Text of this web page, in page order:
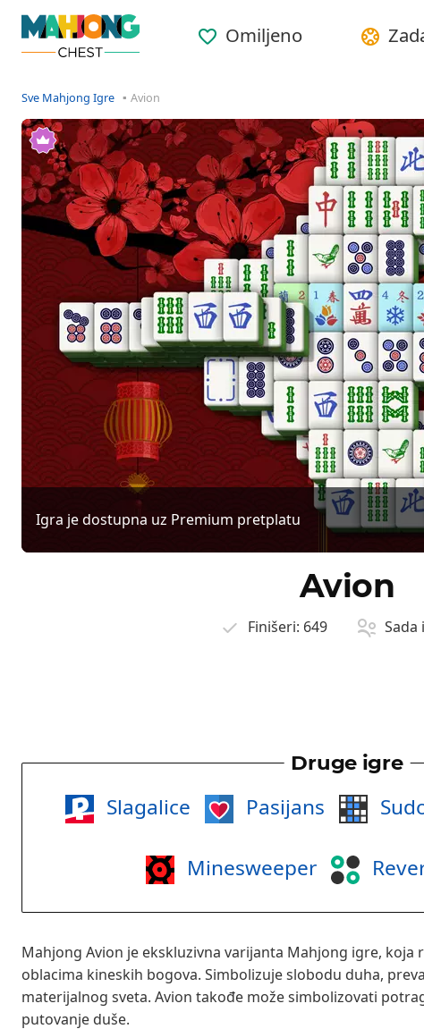
Omiljeno
Sve Mahjong Igre Avion
Igra je dostupna uz Premium pretplatu
Avion
Finišeri: 649 Sada
Druge igre
Slagalice Pasijans
Minesweeper
Mahjong Avion je ekskluzivna varijanta Mahjong igre, koja
oblacima kineskih bogova. Simbolizuje slobodu duha,
materijalnog sveta. Avion takođe može simbolizovati
putovanje duše.